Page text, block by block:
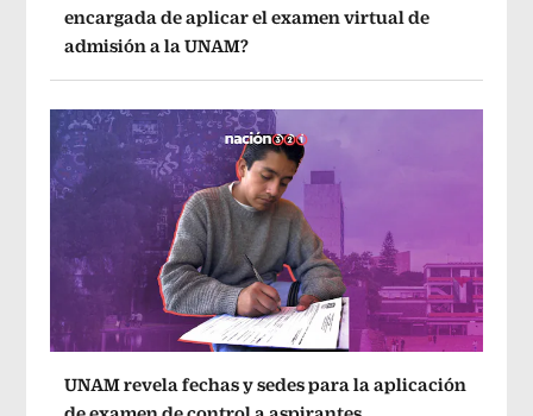
encargada de aplicar el examen virtual de
admisión a la UNAM?
UNAM revela fechas y sedes para la aplicación